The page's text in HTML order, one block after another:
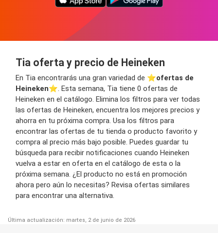
Tia oferta y precio de Heineken
En Tia encontrarás una gran variedad de ⭐️ofertas de
Heineken⭐️. Esta semana, Tia tiene 0 ofertas de
Heineken en el catálogo. Elimina los filtros para ver todas
las ofertas de Heineken, encuentra los mejores precios y
ahorra en tu próxima compra. Usa los filtros para
encontrar las ofertas de tu tienda o producto favorito y
compra al precio más bajo posible. Puedes guardar tu
búsqueda para recibir notificaciones cuando Heineken
vuelva a estar en oferta en el catálogo de esta o la
próxima semana. ¿El producto no está en promoción
ahora pero aún lo necesitas? Revisa ofertas similares
para encontrar una alternativa.
Última actualización: martes, 2 de junio de 2026